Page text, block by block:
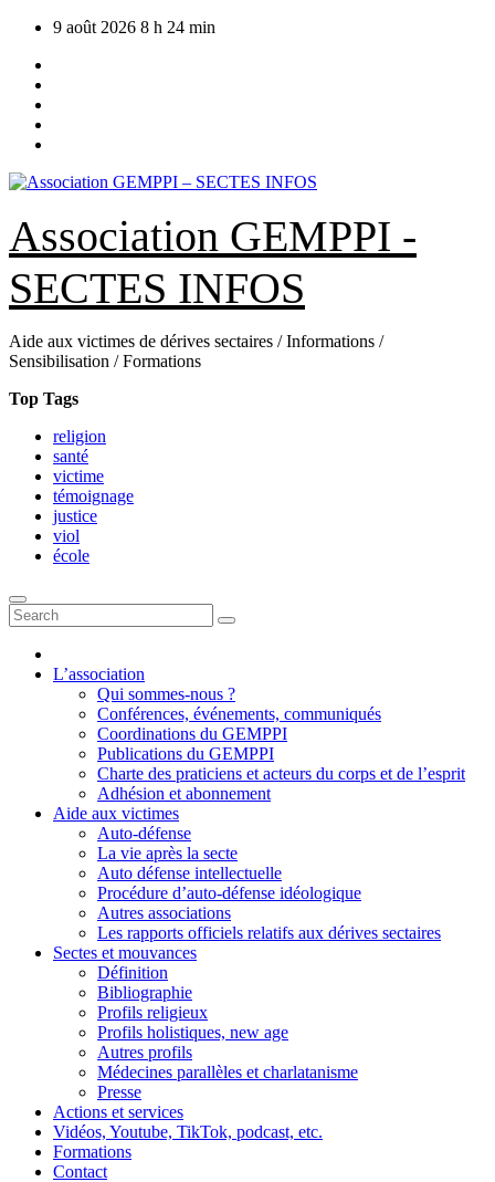
Skip
content
9 août 2026 8 h 24 min
Association GEMPPI -
SECTES INFOS
Aide aux victimes de dérives sectaires / Informations /
Sensibilisation / Formations
Top Tags
religion
santé
victime
témoignage
justice
viol
école
L’association
Qui sommes-nous ?
Conférences, événements, communiqués
Coordinations du GEMPPI
Publications du GEMPPI
Charte des praticiens et acteurs du corps et de l’esprit
Adhésion et abonnement
Aide aux victimes
Auto-défense
La vie après la secte
Auto défense intellectuelle
Procédure d’auto-défense idéologique
Autres associations
Les rapports officiels relatifs aux dérives sectaires
Sectes et mouvances
Définition
Bibliographie
Profils religieux
Profils holistiques, new age
Autres profils
Médecines parallèles et charlatanisme
Presse
Actions et services
Vidéos, Youtube, TikTok, podcast, etc.
Formations
Contact